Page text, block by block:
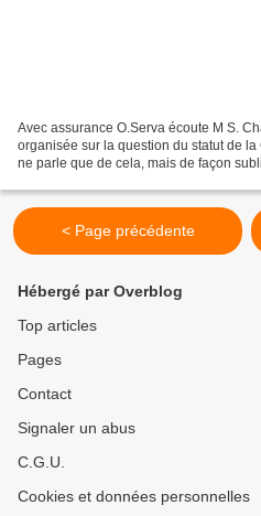
Avec assurance O.Serva écoute M S. Chazelle. Sur les
organisée sur la question du statut de
ne parle que de cela, mais de façon
< Page précédente
Hébergé par Overblog
Top articles
Pages
Contact
Signaler un abus
C.G.U.
Cookies et données personnelles